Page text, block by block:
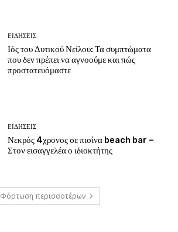
ΕΙΔΗΣΕΙΣ
Ιός του Δυτικού Νείλου: Τα συμπτώματα
που δεν πρέπει να αγνοούμε και πώς
προστατευόμαστε
ΕΙΔΗΣΕΙΣ
Νεκρός 4χρονος σε πισίνα beach bar –
Στον εισαγγελέα ο ιδιοκτήτης
Φόρτωση περισσοτέρων